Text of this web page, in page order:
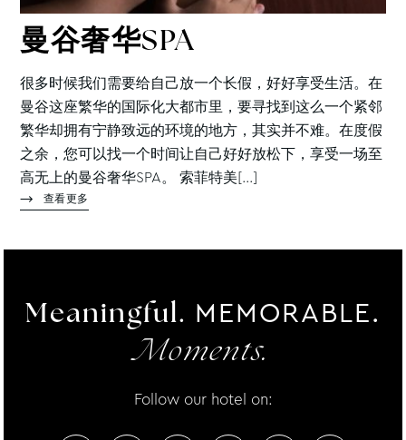
曼谷奢华SPA
很多时候我们需要给自己放一个长假，好好享受生活。在
曼谷这座繁华的国际化大都市里，要寻找到这么一个紧邻
繁华却拥有宁静致远的环境的地方，其实并不难。在度假
之余，您可以找一个时间让自己好好放松下，享受一场至
高无上的曼谷奢华SPA。 索菲特美[...]
查看更多
Meaningful. MEMORABLE.
Moments.
Follow our hotel on: